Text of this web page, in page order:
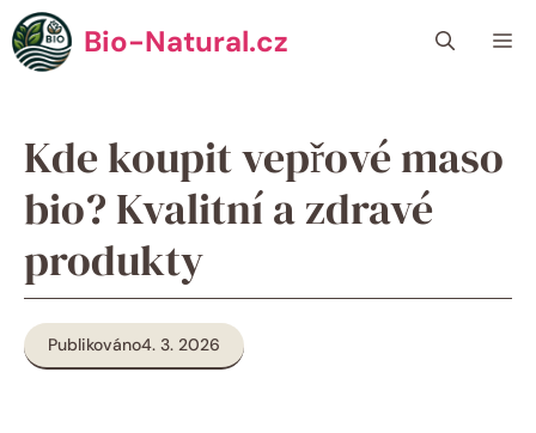
Přeskočit
na
obsah
Bio-Natural.cz
Kde koupit vepřové maso
bio? Kvalitní a zdravé
produkty
Publikováno4. 3. 2026